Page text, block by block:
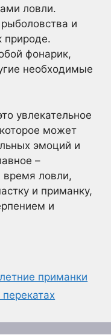
ловли.
и
природе.
фонарик,
необходимые
увлекательное
может
эмоций и
–
время ловли,
и приманку,
и
приманки